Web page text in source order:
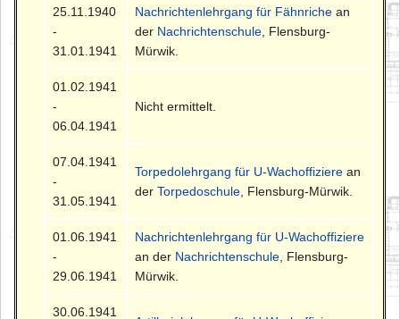
25.11.1940
-
31.01.1941
Nachrichtenlehrgang für Fähnriche an
der Nachrichtenschule , Flensburg-
Mürwik.
01.02.1941
-
06.04.1941
Nicht ermittelt.
07.04.1941
-
31.05.1941
Torpedolehrgang für U-Wachoffiziere an
derTorpedoschule , Flensburg-Mürwik.
01.06.1941
-
29.06.1941
Nachrichtenlehrgang für U-Wachoffiziere
an der Nachrichtenschule , Flensburg-
Mürwik.
30.06.1941